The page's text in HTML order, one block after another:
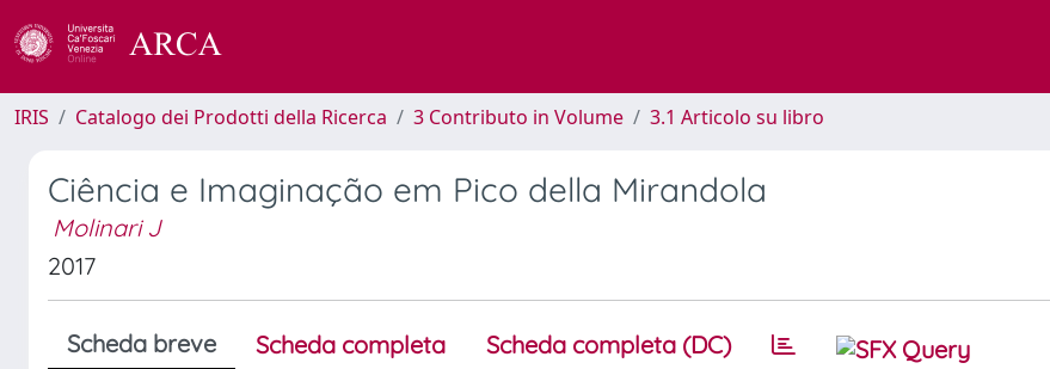
IRIS Catalogo dei Prodotti della Ricerca 3 Contributo in Volume 3.1 Articolo su libro
Ciência e Imaginação em Pico della Mirandola
Molinari J
2017
Scheda breve Scheda completa Scheda completa (DC)